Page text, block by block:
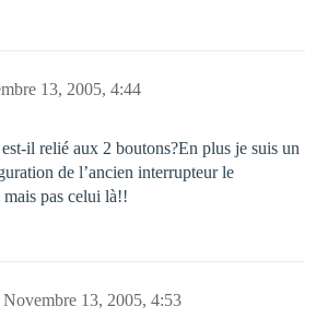
13, 2005, 4:44
il relié aux 2 boutons?En plus je suis un
de l’ancien interrupteur le
pas celui là!!
Novembre 13, 2005, 4:53